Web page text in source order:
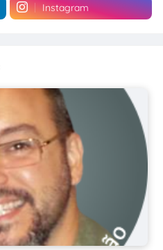
Instagram